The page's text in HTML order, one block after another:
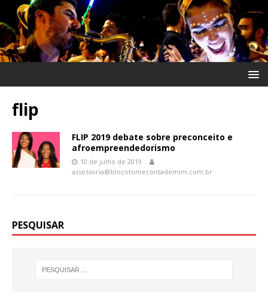
flip
FLIP 2019 debate sobre preconceito e
afroempreendedorismo
10 de julho de 2019
assessoria@blocotomecontademim.com.br
PESQUISAR